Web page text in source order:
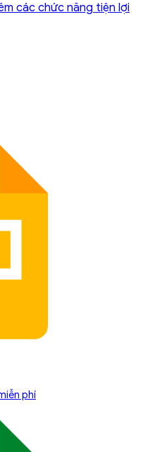
các chức năng tiện lợi
phí